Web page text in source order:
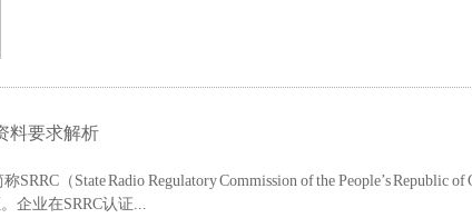
料要求解析
（State Radio Regulatory Commission of the People’s Republic
企业在SRRC认证...